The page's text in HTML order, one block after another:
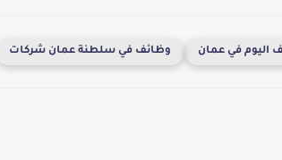
اليوم في عمان وظائف في سلطنة عمان شركات